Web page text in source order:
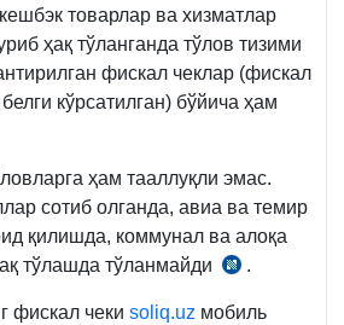
товарлар ва хизматлар
ҳақ тўланганда тўлов тизими
фискал чеклар (фискал
кўрсатилган) бўйича ҳам
ҳам тааллуқли эмас.
сотиб олганда, авиа ва темир
қилишда, коммунал ва алоқа
тўлашда тўланмайди
04.10.2021
.
фискал чеки soliq.uz мобиль